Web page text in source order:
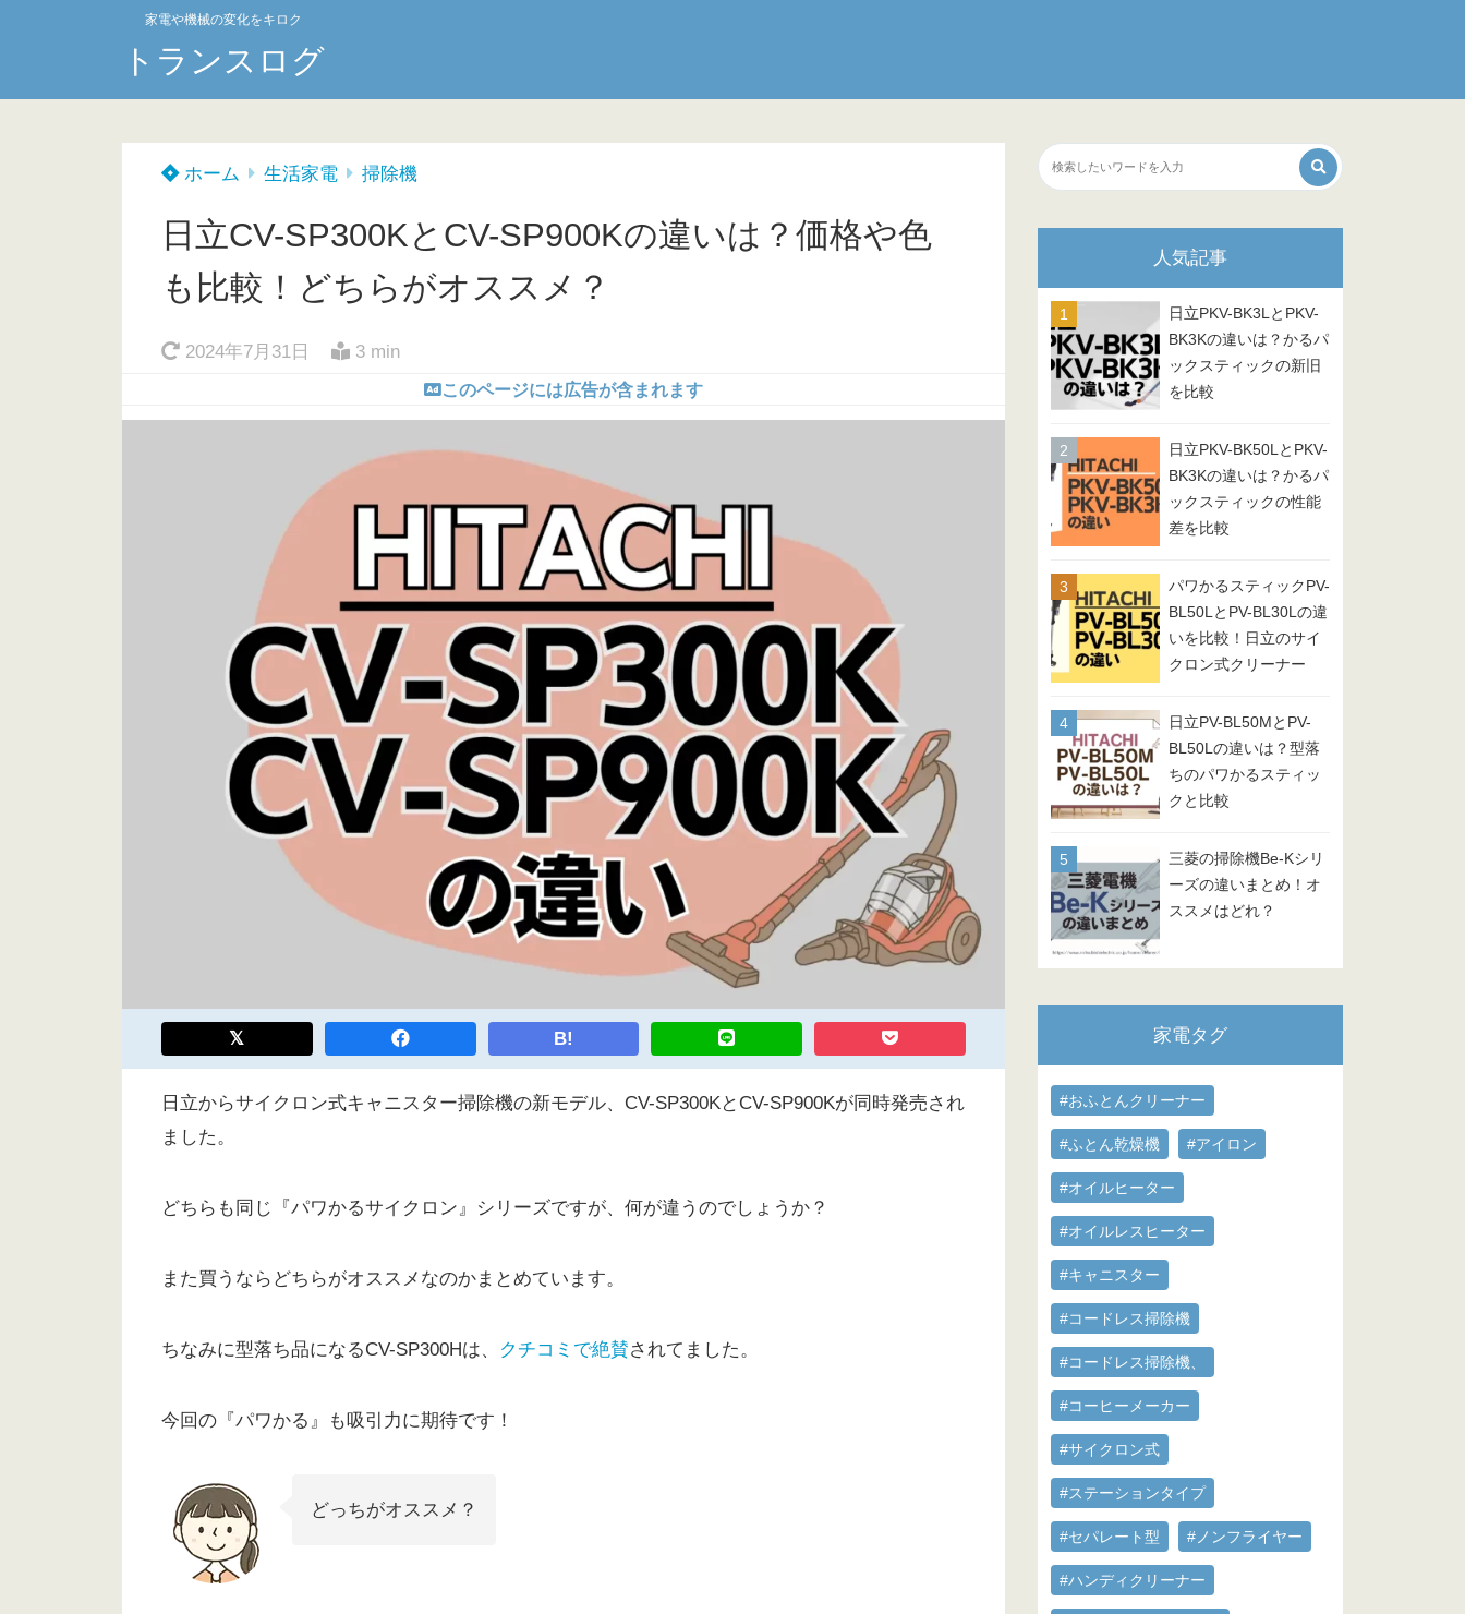
家電や機械の変化をキロク
トランスログ
ホーム 生活家電 掃除機
日立CV-SP300KとCV-SP900Kの違いは？価格や色
も比較！どちらがオススメ？
2024年7月31日 3 min
B!
日立からサイクロン式キャニスター掃除機の新モデル、CV-SP300KとCV-SP900Kが同時発売され
ました。
どちらも同じ『パワかるサイクロン』シリーズですが、何が違うのでしょうか？
また買うならどちらがオススメなのかまとめています。
ちなみに型落ち品になるCV-SP300Hは、 クチコミで絶賛されてました。
今回の『パワかる』も吸引力に期待です！
どっちがオススメ？
人気記事
日立PKV-BK3LとPKV-
BK3Kの違いは？かるパ
ックスティックの新旧
を比較
日立PKV-BK50LとPKV-
BK3Kの違いは？かるパ
ックスティックの性能
差を比較
パワかるスティックPV-
BL50LとPV-BL30Lの違
いを比較！日立のサイ
クロン式クリーナー
日立PV-BL50MとPV-
BL50Lの違いは？型落
ちのパワかるスティッ
クと比較
三菱の掃除機Be-Kシリ
ーズの違いまとめ！オ
ススメはどれ？
家電タグ
#おふとんクリーナー
#ふとん乾燥機 #アイロン
#オイルヒーター
#オイルレスヒーター
#キャニスター
#コードレス掃除機
#コードレス掃除機、
#コーヒーメーカー
#サイクロン式
#ステーションタイプ
#セパレート型 #ノンフライヤー
#ハンディクリーナー